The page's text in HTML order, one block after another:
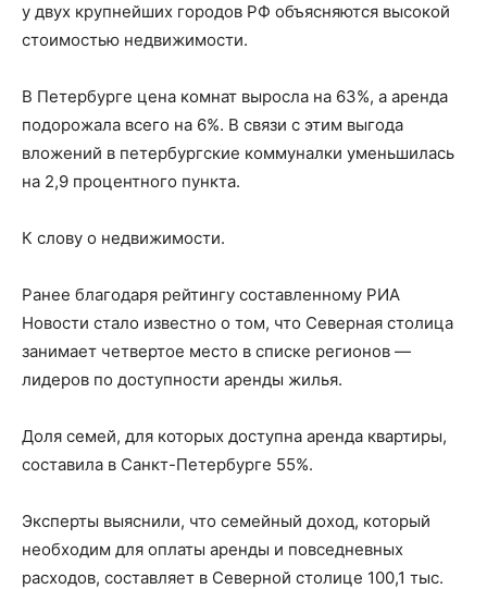
у двух крупнейших городов РФ объясняются высокой
стоимостью недвижимости.
В Петербурге цена комнат выросла на 63%, а аренда
подорожала всего на 6%. В связи с этим выгода
вложений в петербургские коммуналки уменьшилась
на 2,9 процентного пункта.
К слову о недвижимости.
Ранее благодаря рейтингу составленному РИА
Новости стало известно о том, что Северная столица
занимает четвертое место в списке регионов —
лидеров по доступности аренды жилья.
Доля семей, для которых доступна аренда квартиры,
составила в Санкт-Петербурге 55%.
Эксперты выяснили, что семейный доход, который
необходим для оплаты аренды и повседневных
расходов, составляет в Северной столице 100,1 тыс.